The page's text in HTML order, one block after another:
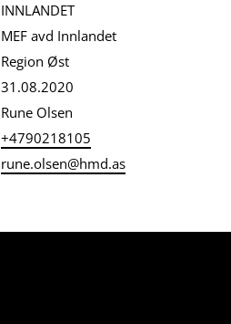
INNLANDET
MEF avd Innlandet
Region Øst
31.08.2020
Rune Olsen
+4790218105
rune.olsen@hmd.as